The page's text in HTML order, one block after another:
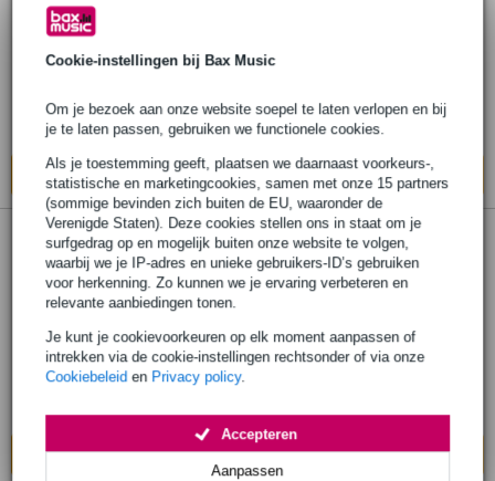
Cookie-instellingen bij Bax Music
Om je bezoek aan onze website soepel te laten verlopen en bij
je te laten passen, gebruiken we functionele cookies.
Als je toestemming geeft, plaatsen we daarnaast voorkeurs-,
statistische en marketingcookies, samen met onze 15 partners
(sommige bevinden zich buiten de EU, waaronder de
Verenigde Staten). Deze cookies stellen ons in staat om je
surfgedrag op en mogelijk buiten onze website te volgen,
waarbij we je IP-adres en unieke gebruikers-ID’s gebruiken
voor herkenning. Zo kunnen we je ervaring verbeteren en
relevante aanbiedingen tonen.
Je kunt je cookievoorkeuren op elk moment aanpassen of
intrekken via de cookie-instellingen rechtsonder of via onze
Cookiebeleid en Privacy policy.
Aanpassen
Accepteren
Bestel nu en ontvang binnen circa 6 weken
In mijn winkelwagen
513 reviews
dB Technologies KL 10 + statieven +
kabels
Adviesprijs € 764,90 € 746,-
In mijn winkelwagen